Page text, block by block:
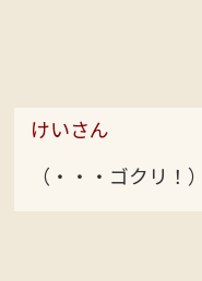
けいさん
（・・・ゴクリ！）